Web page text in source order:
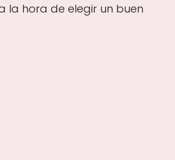
la hora de elegir un buen